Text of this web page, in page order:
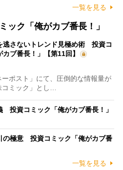
一覧を見る
ック「俺がカブ番長！」
逃さないトレンド見極め術 投資コ
カブ番長！」【第11回】
ポスト」にて、圧倒的な情報量が
ミック」とし…
投資コミック「俺がカブ番長！」
の極意 投資コミック「俺がカブ番
一覧を見る